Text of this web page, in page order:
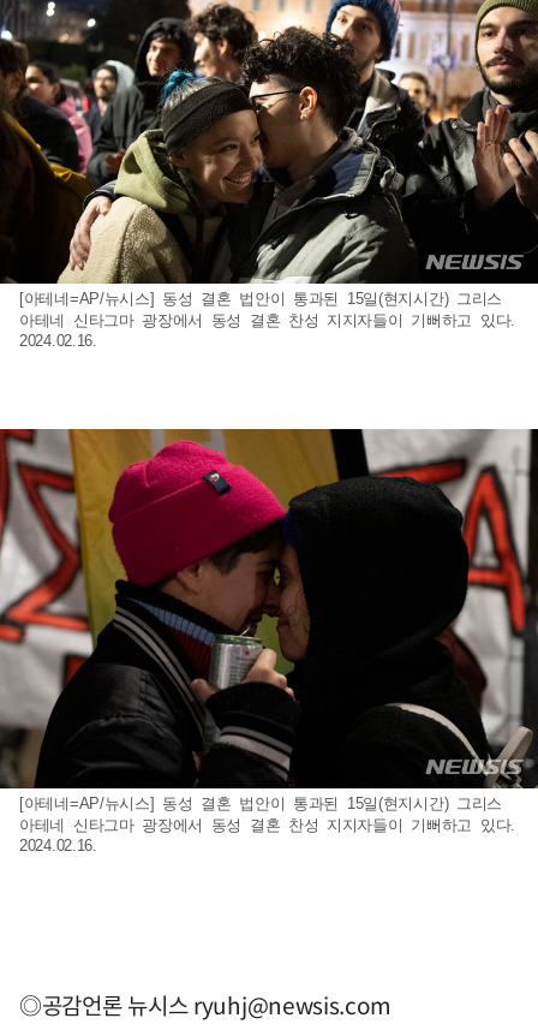
[아테네=AP/뉴시스] 동성 결혼 법안이 통과된 15일(현지시간) 그리스
아테네 신타그마 광장에서 동성 결혼 찬성 지지자들이 기뻐하고 있다.
2024.02.16.
[아테네=AP/뉴시스] 동성 결혼 법안이 통과된 15일(현지시간) 그리스
아테네 신타그마 광장에서 동성 결혼 찬성 지지자들이 기뻐하고 있다.
2024.02.16.
◎공감언론 뉴시스ryuhj@newsis.com